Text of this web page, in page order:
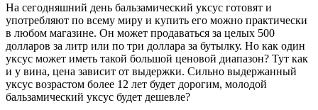
На сегодняшний день бальзамический уксус готовят и
употребляют по всему миру и купить его можно практически
в любом магазине. Он может продаваться за целых 500
долларов за литр или по три доллара за бутылку. Но как один
уксус может иметь такой большой ценовой диапазон? Тут как
и у вина, цена зависит от выдержки. Сильно выдержанный
уксус возрастом более 12 лет будет дорогим, молодой
бальзамический уксус будет дешевле?